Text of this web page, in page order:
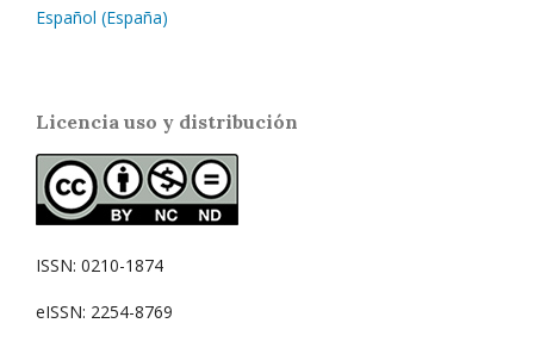
Español (España)
Licencia uso y distribución
ISSN: 0210-1874
eISSN: 2254-8769